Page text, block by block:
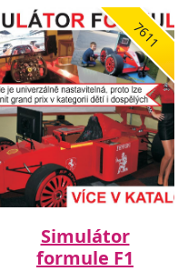
7611
Simulátor
formule F1